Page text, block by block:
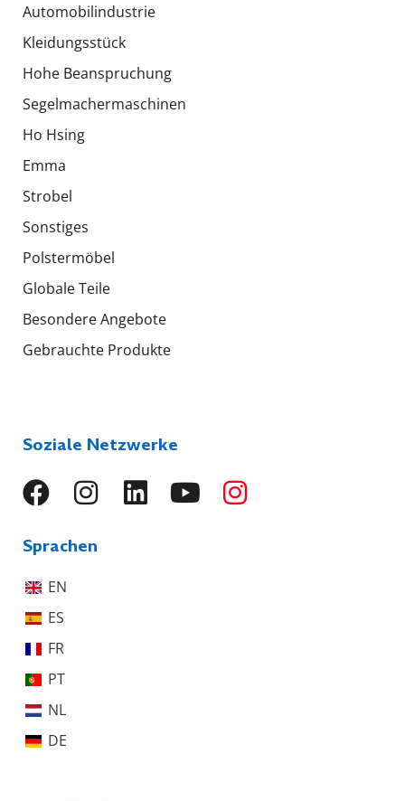
Automobilindustrie
Kleidungsstück
Hohe Beanspruchung
Segelmachermaschinen
Ho Hsing
Emma
Strobel
Sonstiges
Polstermöbel
Globale Teile
Besondere Angebote
Gebrauchte Produkte
Soziale Netzwerke
Sprachen
EN
ES
FR
PT
NL
DE